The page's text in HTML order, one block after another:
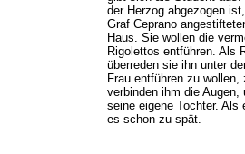
der Herzog abgezogen
Graf Ceprano
Haus. Sie wollen die
Rigolettos entführen. Als
überreden sie ihn unter
Frau entführen zu
verbinden ihm die Augen,
seine eigene Tochter. Als
es schon zu spät.